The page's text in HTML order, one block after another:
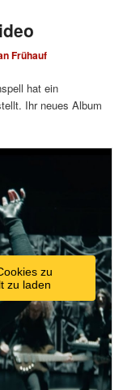
Frühauf
hat ein
Ihr neues Album
zu
zu laden